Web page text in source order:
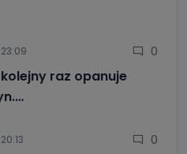
0
raz opanuje
0